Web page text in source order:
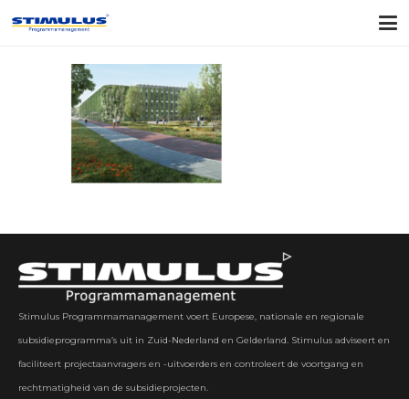
Stimulus Programmamanagement voert Europese, nationale en regionale
subsidieprogramma’s uit in Zuid-Nederland en Gelderland. Stimulus adviseert en
faciliteert projectaanvragers en -uitvoerders en controleert de voortgang en
rechtmatigheid van de subsidieprojecten.